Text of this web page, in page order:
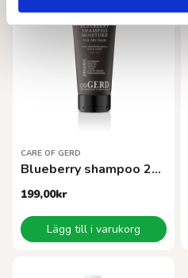
CARE OF GERD
Blueberry shampoo 200 ml
199,00kr
Lägg till i varukorg